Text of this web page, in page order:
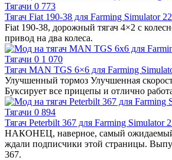
Тягачи 0 773
Тягач Fiat 190-38 для Farming Simulator 22
Fiat 190-38, дорожный тягач 4×2 с
привод на два колеса.
Тягачи 0 1 070
Тягач MAN TGS 6×6 для Farming
Улучшенный тормоз Улучшенная
Буксирует все прицепы и отлично
Тягачи 0 894
Тягач Peterbilt 367 для Farming Simulator
НАКОНЕЦ, наверное, самый ожидаемый
ждали подписчики этой страницы.
367.